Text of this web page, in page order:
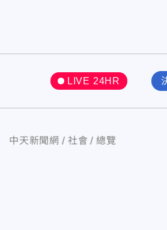
LIVE 24HR
中天新聞網 社會 總覽